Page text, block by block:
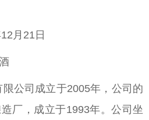
月21日
司成立于2005年，公司的
厂，成立于1993年。公司坐